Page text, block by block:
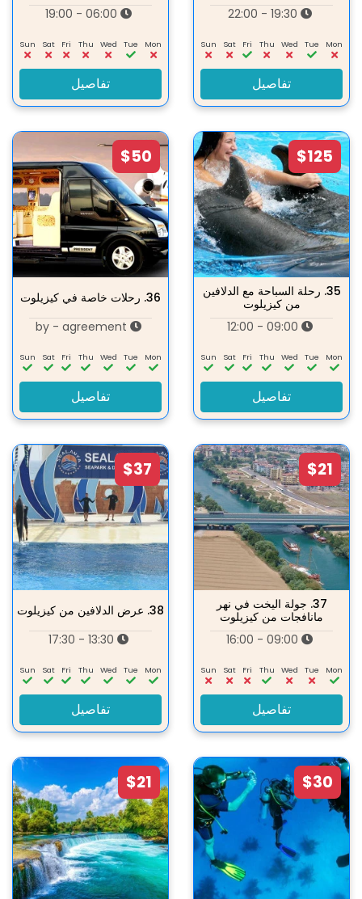
Mon
Tue
Wed
Thu
Fri
Sat
Sun
تفاصيل
Mon
Tue
Wed
Thu
Fri
Sat
Sun
تفاصيل
$125
35. رحلة السباحة مع الدلافين
من كيزيلوت
Mon
Tue
Wed
Thu
Fri
Sat
Sun
تفاصيل
$50
36. رحلات خاصة في كيزيلوت
Mon
Tue
Wed
Thu
Fri
Sat
Sun
تفاصيل
$21
37. جولة اليخت في نهر
مانافجات من كيزيلوت
Mon
Tue
Wed
Thu
Fri
Sat
Sun
تفاصيل
$37
38. عرض الدلافين من كيزيلوت
Mon
Tue
Wed
Thu
Fri
Sat
Sun
تفاصيل
$30
$21